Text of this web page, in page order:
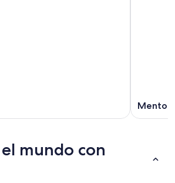
Menton
mundo con